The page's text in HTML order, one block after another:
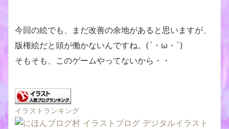
今回の絵でも、まだ改善の余地があると思いますが、
版権絵だと頭が働かないんですね。(´・ω・`)
そもそも、このゲームやってないから・・
イラストランキング